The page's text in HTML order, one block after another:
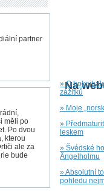
partner
měli po
Po dvou
kterou
ale za
bude
Na
» O
zážitků
» Moje
»
leskem
» Švédské
Ängelholmu
» Absolutní
pohledu